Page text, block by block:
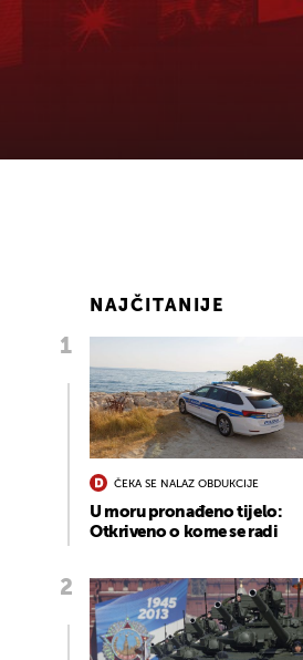
NAJČITANIJE
ČEKA SE NALAZ OBDUKCIJE
U moru pronađeno tijelo:
Otkriveno o kome se radi